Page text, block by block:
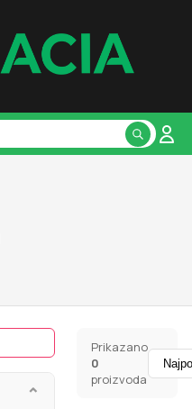
⌄
Prikazano
0
proizvoda